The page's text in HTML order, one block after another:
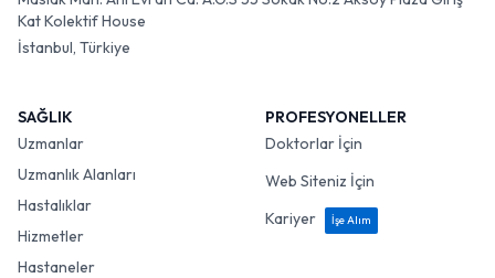
Kat Kolektif House
İstanbul, Türkiye
SAĞLIK
Uzmanlar
Uzmanlık Alanları
Hastalıklar
Hizmetler
Hastaneler
PROFESYONELLER
Doktorlar İçin
Web Siteniz İçin
Kariyer
İşe Alım